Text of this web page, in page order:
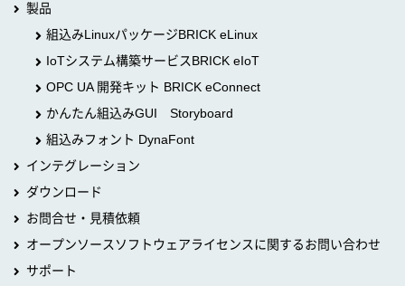
製品
組込みLinuxパッケージBRICK eLinux
IoTシステム構築サービスBRICK eIoT
OPC UA 開発キット BRICK eConnect
かんたん組込みGUI Storyboard
組込みフォント DynaFont
インテグレーション
ダウンロード
お問合せ・見積依頼
オープンソースソフトウェアライセンスに関するお問い合わせ
サポート